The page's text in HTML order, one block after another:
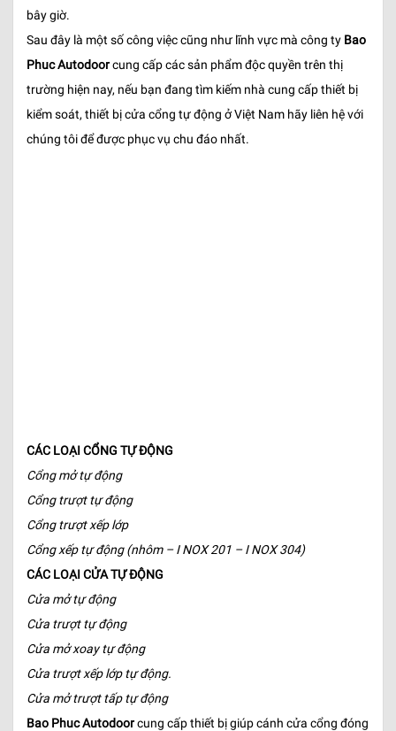
bây giờ.
Sau đây là một số công việc cũng như lĩnh vực mà công ty Bao
Phuc Autodoorcung cấp các sản phẩm độc quyền trên thị
trường hiện nay, nếu bạn đang tìm kiếm nhà cung cấp thiết bị
kiểm soát, thiết bị cửa cổng tự động ở Việt Nam hãy liên hệ với
chúng tôi để được phục vụ chu đáo nhất.
CÁC LOẠI CỔNG TỰ ĐỘNG
Cổng mở tự động
Cổng trượt tự động
Cổng trượt xếp lớp
Cổng xếp tự động (nhôm – I NOX 201 – I NOX 304)
CÁC LOẠI CỬA TỰ ĐỘNG
Cửa mở tự động
Cửa trượt tự động
Cửa mở xoay tự động
Cửa trượt xếp lớp tự động.
Cửa mở trượt tấp tự động
Bao Phuc Autodoorcung cấp thiết bị giúp cánh cửa cổng đóng